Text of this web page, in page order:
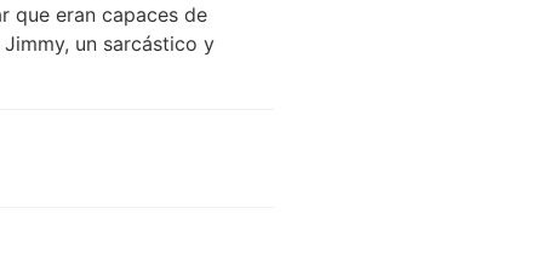
que eran capaces de
un sarcástico y